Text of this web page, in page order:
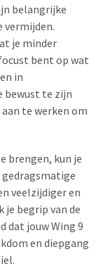
belangrijke
je minder
bent op wat
in
bewust te zijn
te werken om
brengen, kun je
veelzijdiger en
je begrip van de
dat jouw Wing 9
en diepgang